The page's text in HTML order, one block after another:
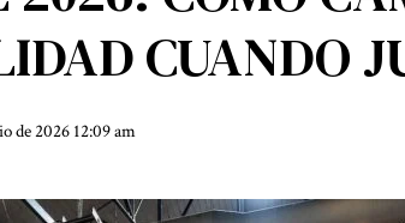
CUANDO
de 2026 12:09 am